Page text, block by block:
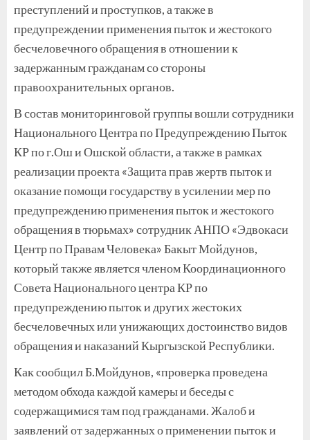
преступлений и проступков, а также в
предупреждении применения пыток и жестокого
бесчеловечного обращения в отношении к
задержанным гражданам со стороны
правоохранительных органов.
В состав мониторинговой группы вошли сотрудники
Национального Центра по Предупреждению Пыток
КР по г.Ош и Ошской области, а также в рамках
реализации проекта «Защита прав жертв пыток и
оказание помощи государству в усилении мер по
предупреждению применения пыток и жестокого
обращения в тюрьмах» сотрудник АНПО «Эдвокаси
Центр по Правам Человека» Бакыт Мойдунов,
который также является членом Координационного
Совета Национального центра КР по
предупреждению пыток и других жестоких
бесчеловечных или унижающих достоинство видов
обращения и наказаний Кыргызской Республики.
Как сообщил Б.Мойдунов, «проверка проведена
методом обхода каждой камеры и беседы с
содержащимися там под гражданами. Жалоб и
заявлений от задержанных о применении пыток и